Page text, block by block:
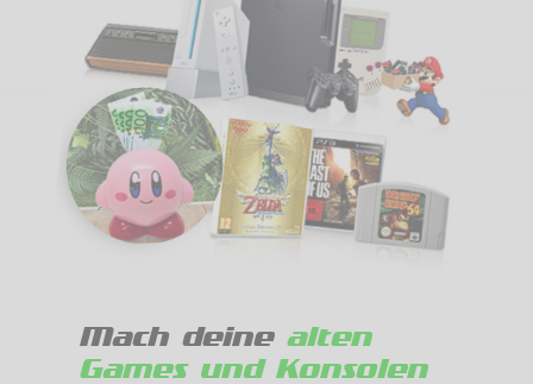
Mach deine alten
Games und Konsolen